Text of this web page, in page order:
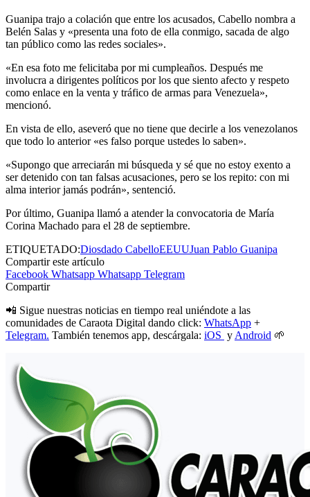
Guanipa trajo a colación que entre los acusados, Cabello nombra a
Belén Salas y «presenta una foto de ella conmigo, sacada de algo
tan público como las redes sociales».
«En esa foto me felicitaba por mi cumpleaños. Después me
involucra a dirigentes políticos por los que siento afecto y respeto
como enlace en la venta y tráfico de armas para Venezuela»,
mencionó.
En vista de ello, aseveró que no tiene que decirle a los venezolanos
que todo lo anterior «es falso porque ustedes lo saben».
«Supongo que arreciarán mi búsqueda y sé que no estoy exento a
ser detenido con tan falsas acusaciones, pero se los repito: con mi
alma interior jamás podrán», sentenció.
Por último, Guanipa llamó a atender la convocatoria de María
Corina Machado para el 28 de septiembre.
ETIQUETADO:Diosdado CabelloEEUUJuan Pablo Guanipa
Compartir este artículo
Facebook Whatsapp Whatsapp Telegram
Compartir
📲 Sigue nuestras noticias en tiempo real uniéndote a las
comunidades de Caraota Digital dando click: WhatsApp +
Telegram. También tenemos app, descárgala: iOS y Android 🌱